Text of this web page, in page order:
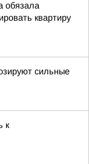
обязала
квартиру
сильные
к